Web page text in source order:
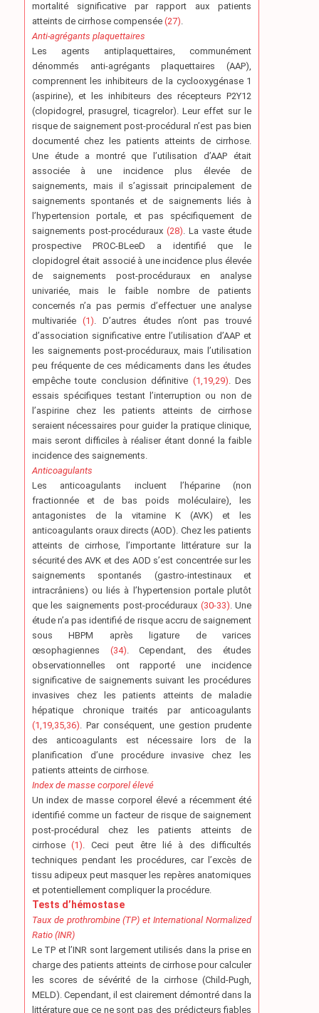
mortalité significative par rapport aux patients
atteints de cirrhose compensée(27).
Anti-agrégants plaquettaires
Les agents antiplaquettaires, communément
dénommés anti-agrégants plaquettaires (AAP),
comprennent les inhibiteurs de la cyclooxygénase 1
(aspirine), et les inhibiteurs des récepteurs P2Y12
(clopidogrel, prasugrel, ticagrelor). Leur effet sur le
risque de saignement post-procédural n’est pas bien
documenté chez les patients atteints de cirrhose.
Une étude a montré que l’utilisation d’AAP était
associée à une incidence plus élevée de
saignements, mais il s’agissait principalement de
saignements spontanés et de saignements liés à
l’hypertension portale, et pas spécifiquement de
saignements post-procéduraux (28). La vaste étude
prospective PROC-BLeeD a identifié que le
clopidogrel était associé à une incidence plus élevée
de saignements post-procéduraux en analyse
univariée, mais le faible nombre de patients
concernés n’a pas permis d’effectuer une analyse
multivariée (1). D’autres études n’ont pas trouvé
d’association significative entre l’utilisation d’AAP et
les saignements post-procéduraux, mais l’utilisation
peu fréquente de ces médicaments dans les études
empêche toute conclusion définitive (1,19,29). Des
essais spécifiques testant l’interruption ou non de
l’aspirine chez les patients atteints de cirrhose
seraient nécessaires pour guider la pratique clinique,
mais seront difficiles à réaliser étant donné la faible
incidence des saignements.
Anticoagulants
Les anticoagulants incluent l’héparine (non
fractionnée et de bas poids moléculaire), les
antagonistes de la vitamine K (AVK) et les
anticoagulants oraux directs (AOD). Chez les patients
atteints de cirrhose, l’importante littérature sur la
sécurité des AVK et des AOD s’est concentrée sur les
saignements spontanés (gastro-intestinaux et
intracrâniens) ou liés à l’hypertension portale plutôt
que les saignements post-procéduraux (30-33). Une
étude n’a pas identifié de risque accru de saignement
sous HBPM après ligature de varices
œsophagiennes (34). Cependant, des études
observationnelles ont rapporté une incidence
significative de saignements suivant les procédures
invasives chez les patients atteints de maladie
hépatique chronique traités par anticoagulants
(1,19,35,36). Par conséquent, une gestion prudente
des anticoagulants est nécessaire lors de la
planification d’une procédure invasive chez les
patients atteints de cirrhose.
Index de masse corporel élevé
Un index de masse corporel élevé a récemment été
identifié comme un facteur de risque de saignement
post-procédural chez les patients atteints de
cirrhose(1). Ceci peut être lié à des difficultés
techniques pendant les procédures, car l’excès de
tissu adipeux peut masquer les repères anatomiques
et potentiellement compliquer la procédure.
Tests d’hémostase
Taux de prothrombine (TP) et International Normalized
Ratio (INR)
Le TP et l’INR sont largement utilisés dans la prise en
charge des patients atteints de cirrhose pour calculer
les scores de sévérité de la cirrhose (Child-Pugh,
MELD). Cependant, il est clairement démontré dans la
littérature que ce ne sont pas des prédicteurs fiables